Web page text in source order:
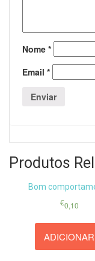
Nome *
Email *
Produtos
Bom
€0,10
ADICIONAR